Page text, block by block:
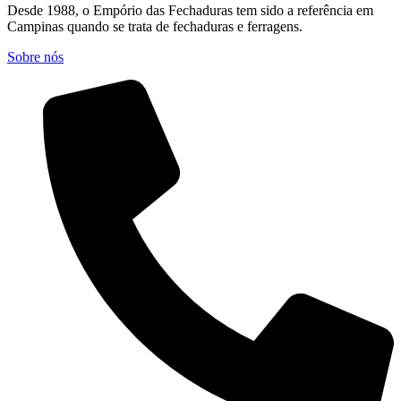
Desde 1988, o Empório das Fechaduras tem sido a referência em
Campinas quando se trata de fechaduras e ferragens.
Sobre nós